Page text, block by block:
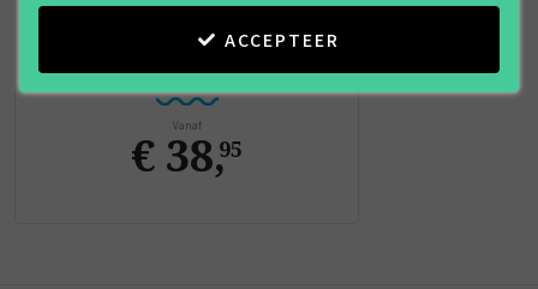
Green Tea Cherry
Blossom
Eau de toilette
Vanaf
€ 38,95
ACCEPTEER